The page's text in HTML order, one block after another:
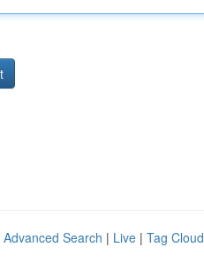
Advanced Search | Live | Tag Cloud